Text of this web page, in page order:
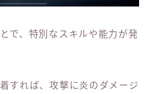
で、特別なスキルや能力が発
すれば、攻撃に炎のダメージ